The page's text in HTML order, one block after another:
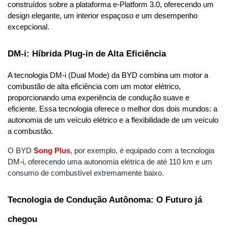
construídos sobre a plataforma e-Platform 3.0, oferecendo um
design elegante, um interior espaçoso e um desempenho
excepcional.
DM-i: Híbrida Plug-in de Alta Eficiência
A tecnologia DM-i (Dual Mode) da BYD combina um motor a
combustão de alta eficiência com um motor elétrico,
proporcionando uma experiência de condução suave e
eficiente. Essa tecnologia oferece o melhor dos dois mundos: a
autonomia de um veículo elétrico e a flexibilidade de um veículo
a combustão.
O BYD Song Plus, por exemplo, é equipado com a tecnologia
DM-i, oferecendo uma autonomia elétrica de até 110 km e um
consumo de combustível extremamente baixo.
Tecnologia de Condução Autônoma: O Futuro já
chegou